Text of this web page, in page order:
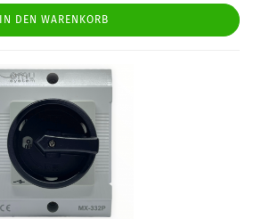
IN DEN WARENKORB